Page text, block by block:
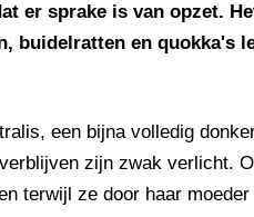
er sprake is van opzet.
buidelratten en quokka's
een bijna volledig
zijn zwak verlicht.
terwijl ze door haar